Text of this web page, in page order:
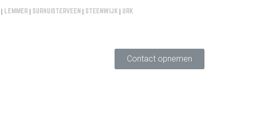
| LEMMER | SURHUISTERVEEN | STEENWIJK | URK
Contact opnemen